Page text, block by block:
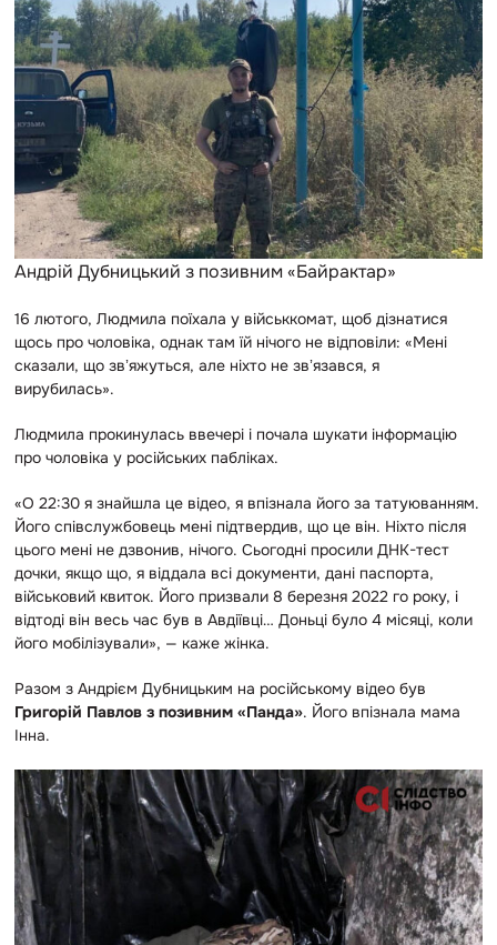
Андрій Дубницький з позивним «Байрактар»
16 лютого, Людмила поїхала у військкомат, щоб дізнатися
щось про чоловіка, однак там їй нічого не відповіли: «Мені
сказали, що звʼяжуться, але ніхто не звʼязався, я
вирубилась».
Людмила прокинулась ввечері і почала шукати інформацію
про чоловіка у російських пабліках.
«О 22:30 я знайшла це відео, я впізнала його за татуюванням.
Його співслужбовець мені підтвердив, що це він. Ніхто після
цього мені не дзвонив, нічого. Сьогодні просили ДНК-тест
дочки, якщо що, я віддала всі документи, дані паспорта,
військовий квиток. Його призвали 8 березня 2022 го року, і
відтоді він весь час був в Авдіївці… Доньці було 4 місяці, коли
його мобілізували», — каже жінка.
Разом з Андрієм Дубницьким на російському відео був
Григорій Павлов з позивним «Панда». Його впізнала мама
Інна.